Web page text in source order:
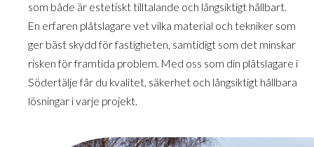
som både är estetiskt tilltalande och långsiktigt hållbart.
En erfaren plåtslagare vet vilka material och tekniker som
ger bäst skydd för fastigheten, samtidigt som det minskar
risken för framtida problem. Med oss som din plåtslagare i
Södertälje får du kvalitet, säkerhet och långsiktigt hållbara
lösningar i varje projekt.